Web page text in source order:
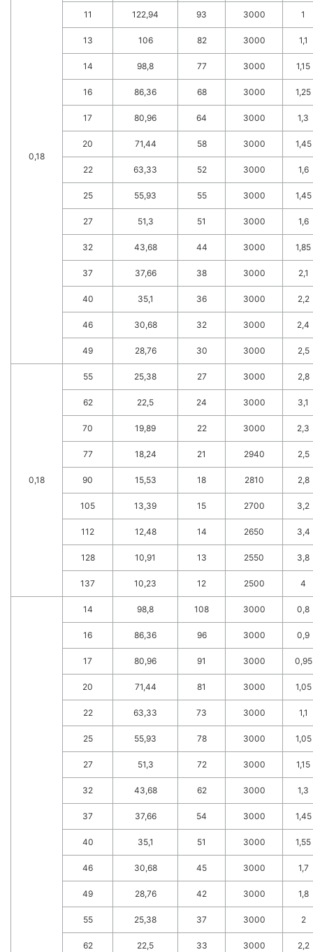
0,18
11 122,94 93 3000 1
13 106 82 3000 1,1
14 98,8 77 3000 1,15
16 86,36 68 3000 1,25
17 80,96 64 3000 1,3
20 71,44 58 3000 1,45
22 63,33 52 3000 1,6
25 55,93 55 3000 1,45
27 51,3 51 3000 1,6
32 43,68 44 3000 1,85
37 37,66 38 3000 2,1
40 35,1 36 3000 2,2
46 30,68 32 3000 2,4
49 28,76 30 3000 2,5
0,18
55 25,38 27 3000 2,8
62 22,5 24 3000 3,1
70 19,89 22 3000 2,3
77 18,24 21 2940 2,5
90 15,53 18 2810 2,8
105 13,39 15 2700 3,2
112 12,48 14 2650 3,4
128 10,91 13 2550 3,8
137 10,23 12 2500 4
14 98,8 108 3000 0,8
16 86,36 96 3000 0,9
17 80,96 91 3000 0,95
20 71,44 81 3000 1,05
22 63,33 73 3000 1,1
25 55,93 78 3000 1,05
27 51,3 72 3000 1,15
32 43,68 62 3000 1,3
37 37,66 54 3000 1,45
40 35,1 51 3000 1,55
46 30,68 45 3000 1,7
49 28,76 42 3000 1,8
55 25,38 37 3000 2
62 22,5 33 3000 2,2